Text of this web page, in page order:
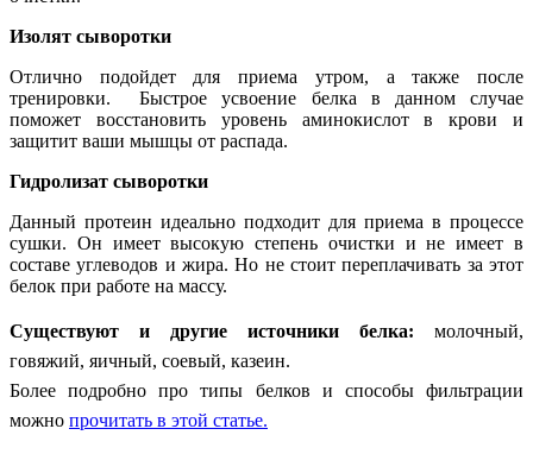
Изолят сыворотки
Отлично подойдет для приема утром, а также после
тренировки. Быстрое усвоение белка в данном случае
поможет восстановить уровень аминокислот в крови и
защитит ваши мышцы от распада.
Гидролизат сыворотки
Данный протеин идеально подходит для приема в процессе
сушки. Он имеет высокую степень очистки и не имеет в
составе углеводов и жира. Но не стоит переплачивать за этот
белок при работе на массу.
Существуют и другие источники белка: молочный,
говяжий, яичный, соевый, казеин.
Более подробно про типы белков и способы фильтрации
можно прочитать в этой статье.